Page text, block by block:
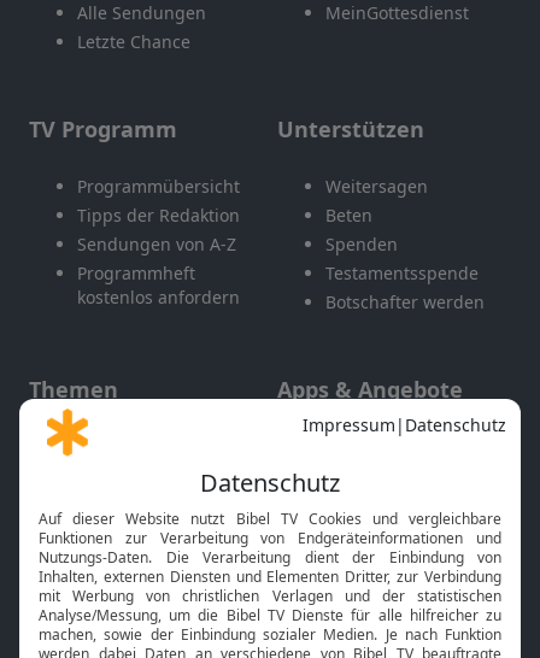
Alle Sendungen
Letzte Chance
MeinGottesdienst
TV Programm
Programmübersicht
Tipps der Redaktion
Sendungen von A-Z
Programmheft
kostenlos anfordern
Unterstützen
Weitersagen
Beten
Spenden
Testamentsspende
Botschafter werden
Themen
Gott und Bibel erklärt
Neuigkeiten
Apps & Angebote
Mobile App
Smart TV
HbbTV
Bibelthek Online-Bibel
Nächster Gottesdienst